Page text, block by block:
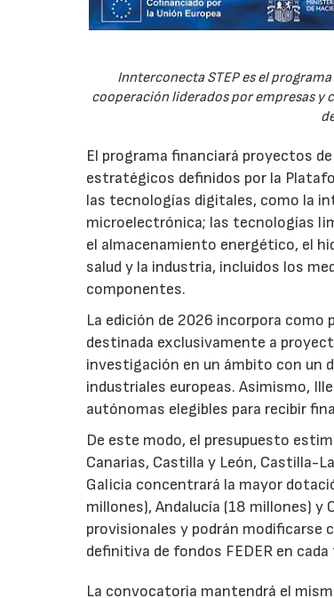
Innterconecta STEP es el
cooperación liderados por empresas y
El programa financiará proyectos
estratégicos definidos por la
las tecnologías digitales, como la
microelectrónica; las tecnologías
el almacenamiento energético, el
salud y la industria, incluidos los
componentes.
La edición de 2026 incorpora como
destinada exclusivamente a
investigación en un ámbito con un
industriales europeas. Asimismo,
autónomas elegibles para recibir
De este modo, el presupuesto
Canarias, Castilla y León, Castilla-
Galicia concentrará la mayor
millones), Andalucía (18 millones) y
provisionales y podrán modificarse
definitiva de fondos FEDER en
La convocatoria mantendrá el